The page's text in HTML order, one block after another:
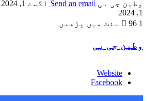
وطین جی بی Send an email اگست 1, 2024
1, 2024
96 1 منٹ میں پڑھیں
وطین جی بی
Website
Facebook